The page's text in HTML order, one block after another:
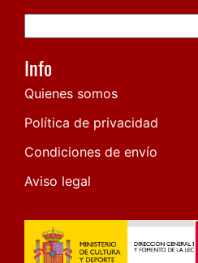
Info
Quienes somos
Política de privacidad
Condiciones de envío
Aviso legal